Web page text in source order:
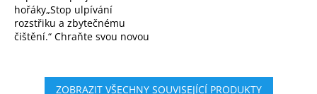
hořáky„Stop ulpívání
rozstřiku a zbytečnému
čištění.“ Chraňte svou novou
Profesionální separační...
ZOBRAZIT VŠECHNY SOUVISEJÍCÍ PRODUKTY